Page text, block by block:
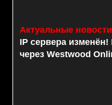
Актуальные
IP сервера
через Westwood